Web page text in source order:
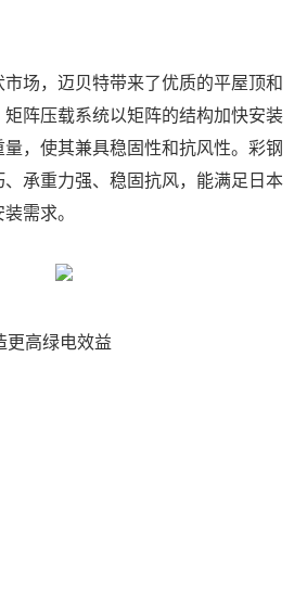
场，迈贝特带来了优质的平屋顶和
阵压载系统以矩阵的结构加快安装
，使其兼具稳固性和抗风性。彩钢
承重力强、稳固抗风，能满足日本
需求。
更高绿电效益